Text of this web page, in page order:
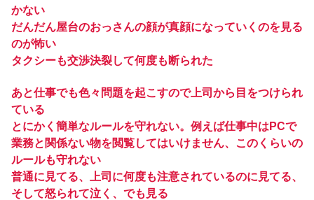
かない
だんだん屋台のおっさんの顔が真顔になっていくのを見る
のが怖い
タクシーも交渉決裂して何度も断られた
あと仕事でも色々問題を起こすので上司から目をつけられ
ている
とにかく簡単なルールを守れない。例えば仕事中はPCで
業務と関係ない物を閲覧してはいけません、このくらいの
ルールも守れない
普通に見てる、上司に何度も注意されているのに見てる、
そして怒られて泣く、でも見る